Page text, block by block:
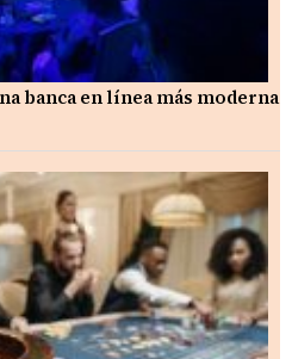
banca en línea más moderna